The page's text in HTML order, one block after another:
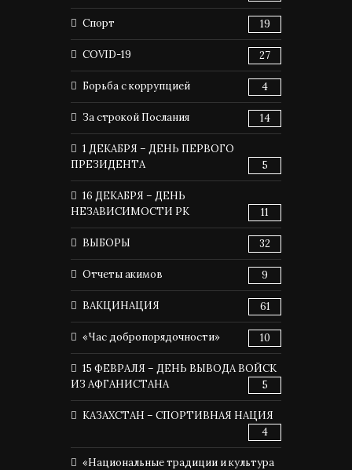
Спорт 19
COVID-19 27
Борьба с коррупцией 4
За строкой Послания 14
1 ДЕКАБРЯ – ДЕНЬ ПЕРВОГО
ПРЕЗИДЕНТА
5
16 ДЕКАБРЯ – ДЕНЬ
НЕЗАВИСИМОСТИ РК
11
ВЫБОРЫ 32
Отчеты акимов 9
ВАКЦИНАЦИЯ 61
«Час добропорядочности» 10
15 ФЕВРАЛЯ – ДЕНЬ ВЫВОДА ВОЙСК
ИЗ АФГАНИСТАНА
5
КАЗАХСТАН – СПОРТИВНАЯ НАЦИЯ
4
«Национальные традиции и культура